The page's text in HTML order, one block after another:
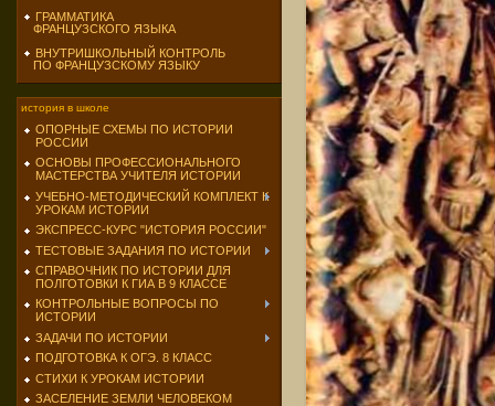
ГРАММАТИКА
ФРАНЦУЗСКОГО ЯЗЫКА
ВНУТРИШКОЛЬНЫЙ КОНТРОЛЬ
ПО ФРАНЦУЗСКОМУ ЯЗЫКУ
история в школе
ОПОРНЫЕ СХЕМЫ ПО ИСТОРИИ
РОССИИ
ОСНОВЫ ПРОФЕССИОНАЛЬНОГО
МАСТЕРСТВА УЧИТЕЛЯ ИСТОРИИ
УЧЕБНО-МЕТОДИЧЕСКИЙ КОМПЛЕКТ К
УРОКАМ ИСТОРИИ
ЭКСПРЕСС-КУРС "ИСТОРИЯ РОССИИ"
ТЕСТОВЫЕ ЗАДАНИЯ ПО ИСТОРИИ
СПРАВОЧНИК ПО ИСТОРИИ ДЛЯ
ПОЛГОТОВКИ К ГИА В 9 КЛАССЕ
КОНТРОЛЬНЫЕ ВОПРОСЫ ПО
ИСТОРИИ
ЗАДАЧИ ПО ИСТОРИИ
ПОДГОТОВКА К ОГЭ. 8 КЛАСС
СТИХИ К УРОКАМ ИСТОРИИ
ЗАСЕЛЕНИЕ ЗЕМЛИ ЧЕЛОВЕКОМ